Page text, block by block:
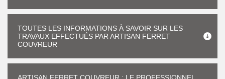
TOUTES LES INFORMATIONS À SAVOIR SUR LES
TRAVAUX EFFECTUÉS PAR ARTISAN FERRET
COUVREUR